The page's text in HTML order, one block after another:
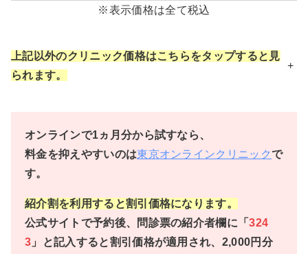
※表示価格は全て税込
上記以外のクリニック価格はこちらをタップすると見
られます。
+
オンラインで1ヵ月分から試すなら、
料金を抑えやすいのは東京オンラインクリニックで
す。
紹介割を利用すると割引価格になります。
公式サイトで予約後、問診票の紹介者欄に「324
3 」と記入すると割引価格が適用され、2,000円分